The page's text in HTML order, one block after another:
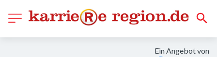
Ein Angebot von